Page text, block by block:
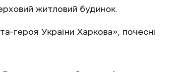
житловий будинок.
героя України Харкова», почесні